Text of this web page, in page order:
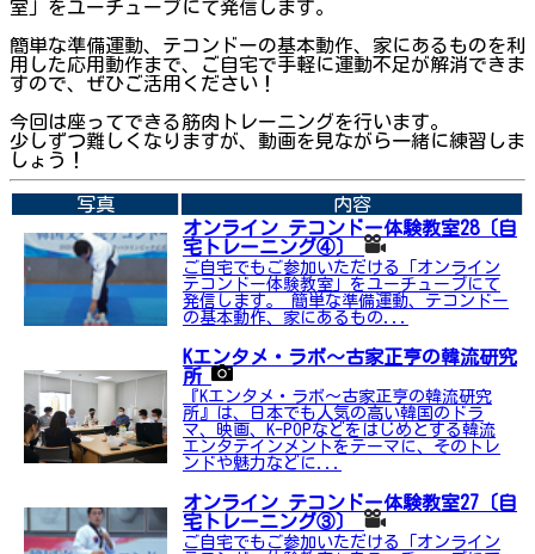
室」をユーチューブにて発信します。
簡単な準備運動、テコンドーの基本動作、家にあるものを利
用した応用動作まで、ご自宅で手軽に運動不足が解消できま
すので、ぜひご活用ください！
今回は座ってできる筋肉トレーニングを行います。
少しずつ難しくなりますが、動画を見ながら一緒に練習しま
しょう！
写真
内容
オンライン テコンドー体験教室28〔自
宅トレーニング④〕
ご自宅でもご参加いただける「オンライン
テコンドー体験教室」をユーチューブにて
発信します。 簡単な準備運動、テコンドー
の基本動作、家にあるもの...
Kエンタメ・ラボ～古家正亨の韓流研究
所
『Kエンタメ・ラボ～古家正亨の韓流研究
所』は、日本でも人気の高い韓国のドラ
マ、映画、K-POPなどをはじめとする韓流
エンタテインメントをテーマに、そのトレ
ンドや魅力などに...
オンライン テコンドー体験教室27〔自
宅トレーニング③〕
ご自宅でもご参加いただける「オンライン